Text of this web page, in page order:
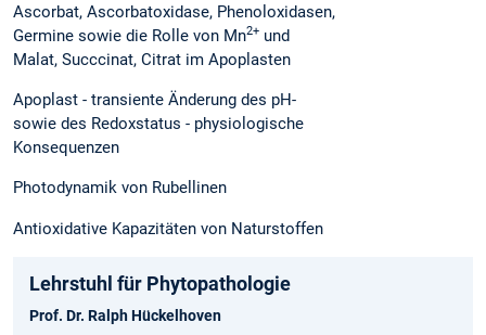
Ascorbat, Ascorbatoxidase, Phenoloxidasen,
Germine sowie die Rolle von Mn2+ und
Malat, Succcinat, Citrat im Apoplasten
Apoplast - transiente Änderung des pH-
sowie des Redoxstatus - physiologische
Konsequenzen
Photodynamik von Rubellinen
Antioxidative Kapazitäten von Naturstoffen
Lehrstuhl für Phytopathologie
Prof. Dr. Ralph Hückelhoven